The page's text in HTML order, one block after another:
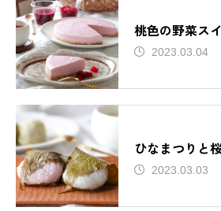
桃色の野菜ス
2023.03.04
ひなまつりと
2023.03.03